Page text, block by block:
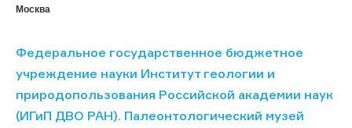
Москва
Федеральное государственное бюджетное
учреждение науки Институт геологии и
природопользования Российской академии наук
(ИГиП ДВО РАН). Палеонтологический музей